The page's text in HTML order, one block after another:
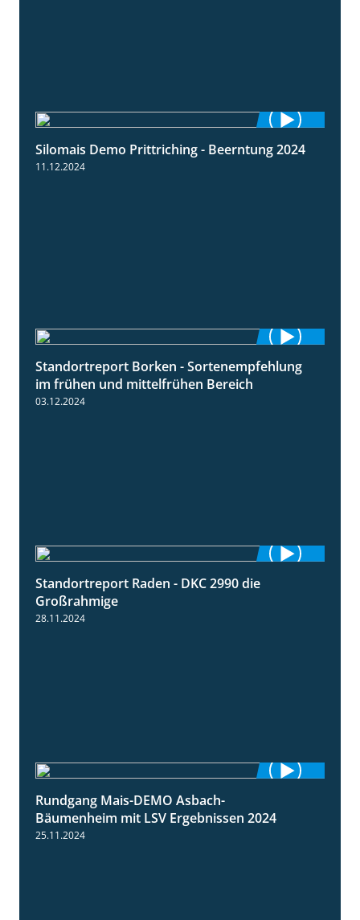
12:28
Silomais Demo Prittriching - Beerntung 2024
11.12.2024
7:53
Standortreport Borken - Sortenempfehlung
im frühen und mittelfrühen Bereich
03.12.2024
Standortreport Raden - DKC 2990 die
Großrahmige
28.11.2024
Rundgang Mais-DEMO Asbach-
Bäumenheim mit LSV Ergebnissen 2024
25.11.2024